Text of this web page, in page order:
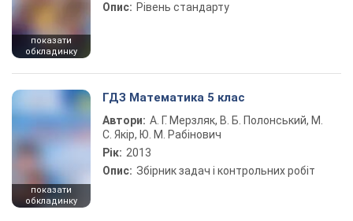
показати
обкладинку
Опис: Рівень стандарту
показати
обкладинку
ГДЗ Математика 5 клас
Автори: А. Г. Мерзляк, В. Б. Полонський, М.
С. Якір, Ю. М. Рабінович
Рік: 2013
Опис: Збірник задач і контрольних робіт